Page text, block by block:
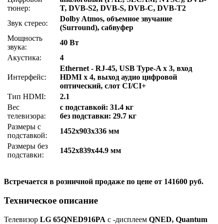
тюнер:
T, DVB-S2, DVB-S, DVB-C, DVB-T2
Звук стерео:
Dolby Atmos, объемное звучание
(Surround), сабвуфер
Мощность
звука:
40 Вт
Акустика:
4
Интерфейс:
Ethernet - RJ-45, USB Type-A x 3, вход
HDMI x 4, выход аудио цифровой
оптический, слот CI/CI+
Тип HDMI:
2.1
Вес
телевизора:
с подставкой: 31.4 кг
без подставки: 29.7 кг
Размеры с
подставкой:
1452x903x336 мм
Размеры без
подставки:
1452x839x44.9 мм
Встречается в розничной продаже по цене от 141600 руб.
Техническое описание
Телевизор LG 65QNED916PA с -дисплеем QNED, Quantum